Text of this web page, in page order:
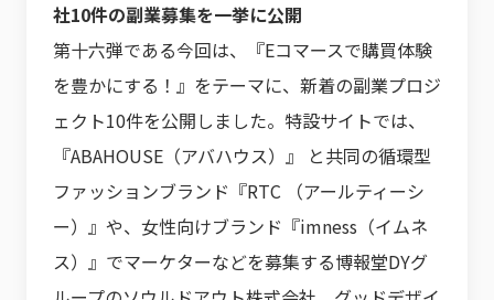
社10件の副業募集を一挙に公開
第十六弾である今回は、『Eコマースで購買体験
を豊かにする！』をテーマに、新着の副業プロジ
ェクト10件を公開しました。特設サイトでは、
『ABAHOUSE（アバハウス）』 と共同の循環型
ファッションブランド『RTC （アールティーシ
ー）』や、女性向けブランド『imness（イムネ
ス）』でマーケターなどを募集する博報堂DYグ